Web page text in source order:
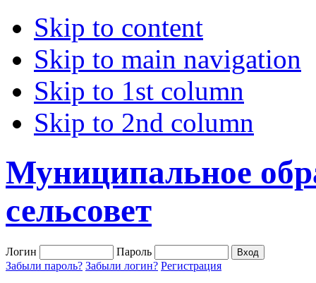
Skip to content
Skip to main navigation
Skip to 1st column
Skip to 2nd column
Муниципальное
сельсовет
Логин
Пароль
Забыли пароль? Забыли логин? Регистрация